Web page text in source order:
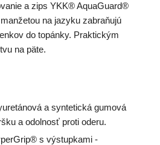
a zips YKK® AquaGuard®
na jazyku zabraňujú
do topánky. Praktickým
na päte.
a syntetická gumová
a odolnosť proti oderu.
s výstupkami -